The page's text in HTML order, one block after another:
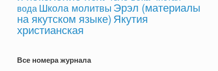
вода Школа молитвы Эрэл (материалы
на якутском языке)Якутия
христианская
Все номера журнала